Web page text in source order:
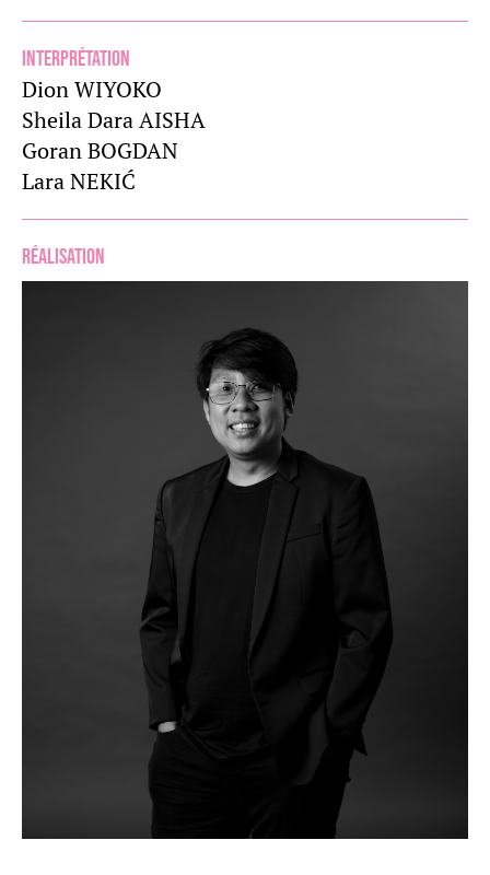
Interprétation
Dion WIYOKO
Sheila Dara AISHA
Goran BOGDAN
Lara NEKIĆ
Réalisation